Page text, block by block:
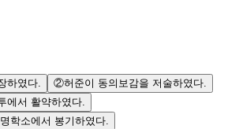
하였다. ②허준이 동의보감을 저술하였다.
에서 활약하였다.
학소에서 봉기하였다.